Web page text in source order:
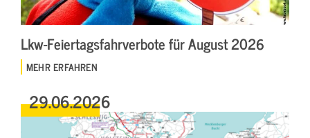
Lkw-Feiertagsfahrverbote für August 2026
MEHR ERFAHREN
29.06.2026